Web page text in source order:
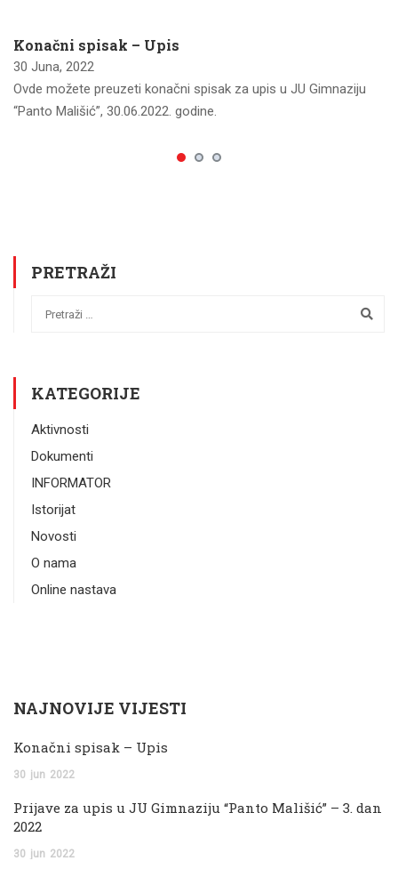
Konačni spisak – Upis
30 Juna, 2022
Ovde možete preuzeti konačni spisak za upis u JU Gimnaziju
“Panto Mališić”, 30.06.2022. godine.
PRETRAŽI
KATEGORIJE
Aktivnosti
Dokumenti
INFORMATOR
Istorijat
Novosti
O nama
Online nastava
NAJNOVIJE VIJESTI
Konačni spisak – Upis
30 jun 2022
Prijave za upis u JU Gimnaziju “Panto Mališić” – 3. dan
2022
30 jun 2022